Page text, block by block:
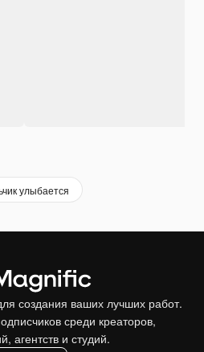
улыбается
создания ваших лучших работ.
среди креаторов,
агентств и студий.